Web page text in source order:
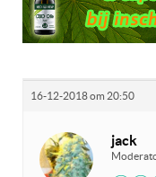
16-12-2018 om 20:50
jack